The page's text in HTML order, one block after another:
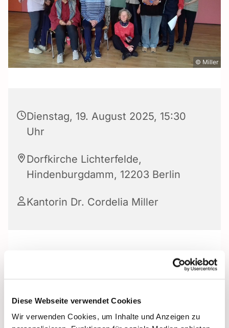
Diese Webseite verwendet Cookies
Wir verwenden Cookies, um Inhalte und Anzeigen zu
© Miller
Dienstag, 19. August 2025, 15:30
Uhr
Dorfkirche Lichterfelde,
Hindenburgdamm, 12203 Berlin
Kantorin Dr. Cordelia Miller
… für Senioren und alle, die ihre Singstimme nach
entdecken, sie aufzufrischen, auszuprobieren und
einfach dabei zu bleiben - mit der ganzen Freude
am Chorsingen!